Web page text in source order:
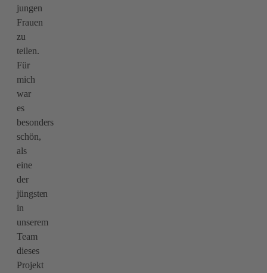
jungen
Frauen
zu
teilen.
Für
mich
war
es
besonders
schön,
als
eine
der
jüngsten
in
unserem
Team
dieses
Projekt